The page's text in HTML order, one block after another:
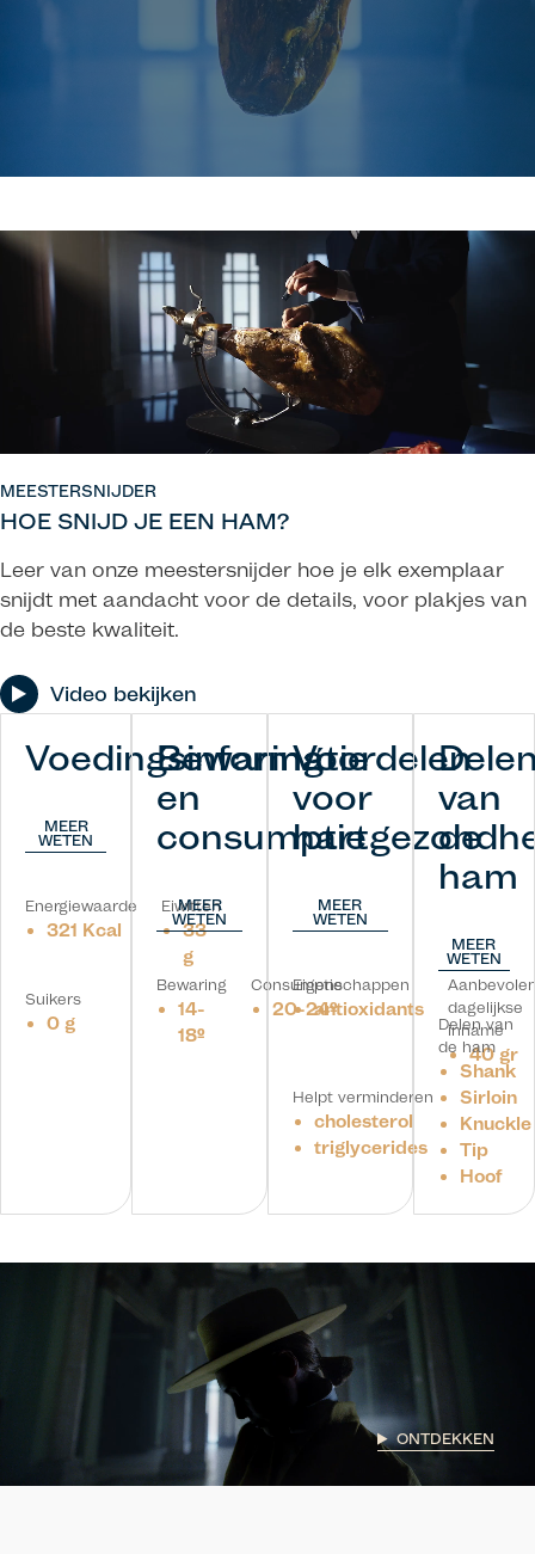
MEESTERSNIJDER
HOE SNIJD JE EEN HAM?
Leer van onze meestersnijder hoe je elk exemplaar
snijdt met aandacht voor de details, voor plakjes van
de beste kwaliteit.
Video bekijken
Voedingsinformatie
MEER
WETEN
Energiewaarde
321 Kcal
Eiwitten
33
g
Suikers
0 g
Bewaring
en
consumptie
MEER
WETEN
Bewaring
14-
18º
Consumptie
20-24º
Voordelen
voor
MEER
WETEN
Eigenschappen
antioxidants
dagelijkse
inname
40 gr
Helpt verminderen
cholesterol
triglycerides
van
de
ham
MEER
WETEN
Delen van
de ham
Shank
Sirloin
Knuckle
Tip
Hoof
ONTDEKKEN